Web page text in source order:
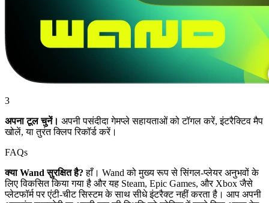
3
अपना टूल चुनें। अपनी पसंदीदा गेमप्ले सहायताओं को टॉगल करें, इंटरैक्टिव मैप
खोलें, या तुरंत क्लिप रिकॉर्ड करें।
FAQs
क्या Wand सुरक्षित है? हाँ। Wand को मुख्य रूप से सिंगल-प्लेयर अनुभवों के
लिए विकसित किया गया है और यह Steam, Epic Games, और Xbox जैसे
प्लेटफॉर्म पर एंटी-चीट सिस्टम के साथ सीधे इंटरैक्ट नहीं करता है। आप अपनी